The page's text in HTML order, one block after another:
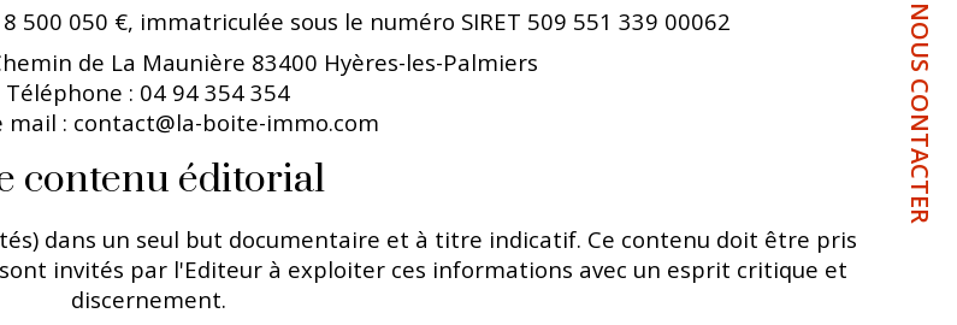
NOUS CONTACTER
500 050 €, immatriculée sous le numéro SIRET 509 551 339 00062
de La Maunière 83400 Hyères-les-Palmiers
Téléphone : 04 94 354 354
mail : contact@la-boite-immo.com
contenu éditorial
dans un seul but documentaire et à titre indicatif. Ce contenu doit être pris
invités par l'Editeur à exploiter ces informations avec un esprit critique et
discernement.